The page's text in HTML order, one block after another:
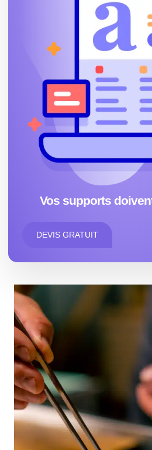
Vos supports
DEVIS GRATUIT